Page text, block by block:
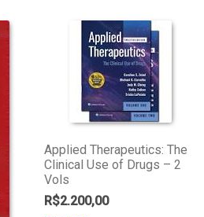
Applied Therapeutics: The
Clinical Use of Drugs – 2
Vols
R$2.200,00